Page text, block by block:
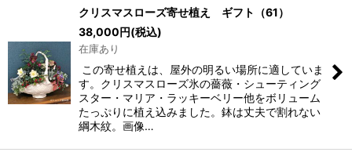
クリスマスローズ寄せ植え ギフト（61）
38,000円(税込)
在庫あり
この寄せ植えは、屋外の明るい場所に適していま
す。クリスマスローズ氷の薔薇・シューティング
スター・マリア・ラッキーベリー他をボリューム
たっぷりに植え込みました。鉢は丈夫で割れない
綱木紋。画像…